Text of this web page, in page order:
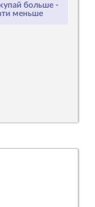
больше -
меньше